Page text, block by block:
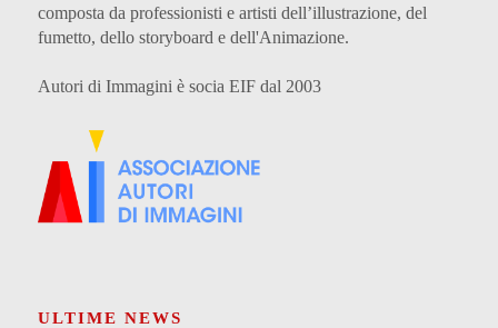
composta da professionisti e artisti dell’illustrazione, del
fumetto, dello storyboard e dell'Animazione.
Autori di Immagini è socia EIF dal 2003
ULTIME NEWS